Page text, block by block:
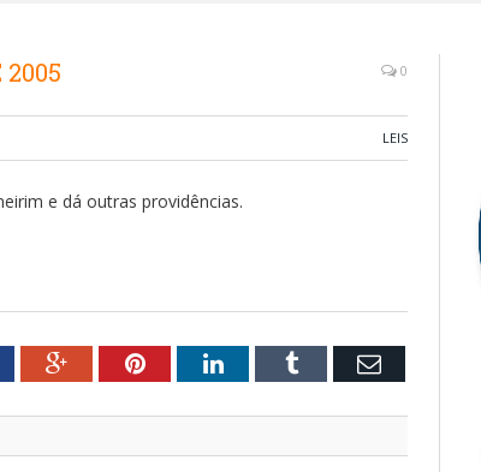
2005 0
LEIS
e dá outras providências.
Google+PinterestLinkedInTumblr Email